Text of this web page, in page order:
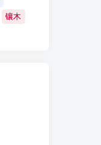
镶木